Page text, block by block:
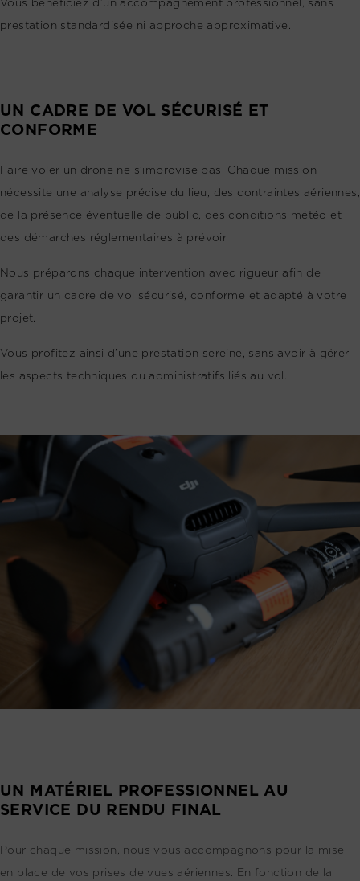
prestation standardisée ni approche approximative.
UN CADRE DE VOL SÉCURISÉ ET
CONFORME
Faire voler un drone ne s’improvise pas. Chaque mission
nécessite une analyse précise du lieu, des contraintes aériennes,
de la présence éventuelle de public, des conditions météo et
des démarches réglementaires à prévoir.
Nous préparons chaque intervention avec rigueur afin de
garantir un cadre de vol sécurisé, conforme et adapté à votre
projet.
Vous profitez ainsi d’une prestation sereine, sans avoir à gérer
les aspects techniques ou administratifs liés au vol.
UN MATÉRIEL PROFESSIONNEL AU
SERVICE DU RENDU FINAL
Pour chaque mission, nous vous accompagnons pour la mise
en place de vos prises de vues aériennes. En fonction de la